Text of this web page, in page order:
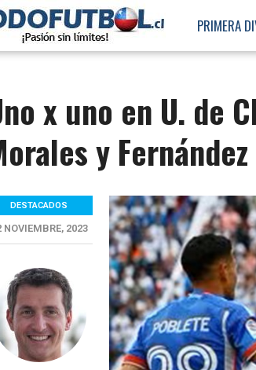
PRIMERA
x uno en U. de
y
DESTACADOS
NOVIEMBRE, 2023